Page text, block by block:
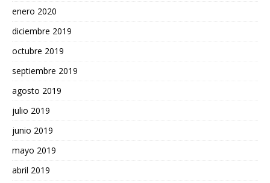
enero 2020
diciembre 2019
octubre 2019
septiembre 2019
agosto 2019
julio 2019
junio 2019
mayo 2019
abril 2019